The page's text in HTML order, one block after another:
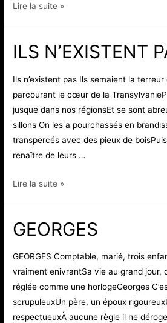
MAMAN
Lire la suite »
ILS N’EXISTENT
Ils n’existent pas Ils semaient la
parcourant le cœur de la
jusque dans nos régionsEt se sont
sillons On les a pourchassés en
transpercés avec des pieux de
renaître de leurs …
ILS
Lire la suite »
GEORGES
GEORGES Comptable, marié, trois
vraiment enivrantSa vie au grand jour,
réglée comme une horlogeGeorges
scrupuleuxUn père, un époux
respectueuxÀ aucune règle il ne